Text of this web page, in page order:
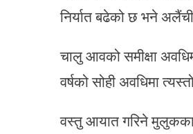
निर्यात बढेको छ भने
चालु आवको समीक्षा
वर्षको सोही अवधिमा
वस्तु आयात गरिने